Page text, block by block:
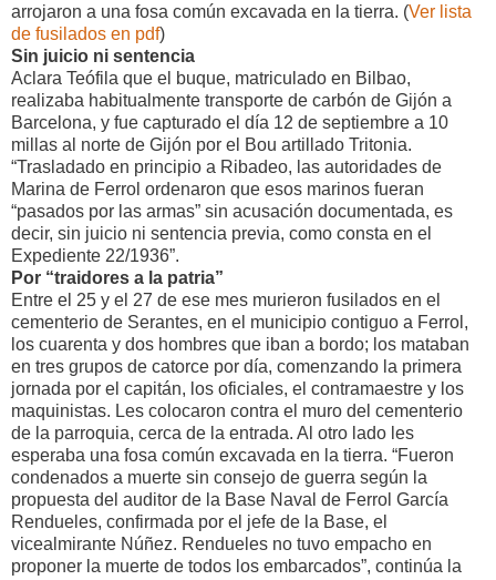
arrojaron a una fosa común excavada en la tierra. (Ver lista
de fusilados en pdf)
Sin juicio ni sentencia
Aclara Teófila que el buque, matriculado en Bilbao,
realizaba habitualmente transporte de carbón de Gijón a
Barcelona, y fue capturado el día 12 de septiembre a 10
millas al norte de Gijón por el Bou artillado Tritonia.
“Trasladado en principio a Ribadeo, las autoridades de
Marina de Ferrol ordenaron que esos marinos fueran
“pasados por las armas” sin acusación documentada, es
decir, sin juicio ni sentencia previa, como consta en el
Expediente 22/1936”.
Por “traidores a la patria”
Entre el 25 y el 27 de ese mes murieron fusilados en el
cementerio de Serantes, en el municipio contiguo a Ferrol,
los cuarenta y dos hombres que iban a bordo; los mataban
en tres grupos de catorce por día, comenzando la primera
jornada por el capitán, los oficiales, el contramaestre y los
maquinistas. Les colocaron contra el muro del cementerio
de la parroquia, cerca de la entrada. Al otro lado les
esperaba una fosa común excavada en la tierra. “Fueron
condenados a muerte sin consejo de guerra según la
propuesta del auditor de la Base Naval de Ferrol García
Rendueles, confirmada por el jefe de la Base, el
vicealmirante Núñez. Rendueles no tuvo empacho en
proponer la muerte de todos los embarcados”, continúa la